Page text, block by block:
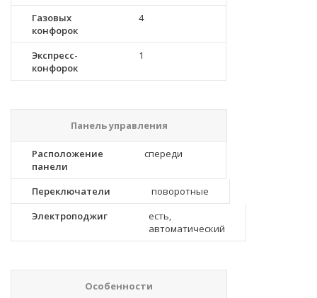
Газовых
конфорок
4
Экспресс-
конфорок
1
Панель управления
Расположение
панели
спереди
Переключатели
поворотные
Электроподжиг
есть,
автоматический
Особенности